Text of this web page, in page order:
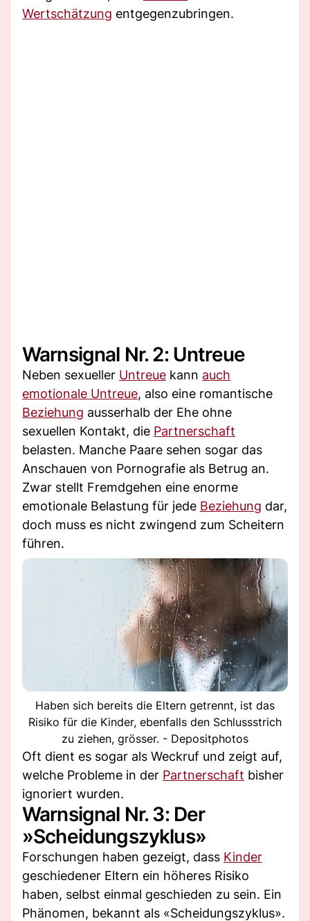
Wertschätzung entgegenzubringen.
Warnsignal Nr. 2: Untreue
Neben sexueller Untreue kann auch
emotionale Untreue, also eine romantische
Beziehung ausserhalb der Ehe ohne
sexuellen Kontakt, die Partnerschaft
belasten. Manche Paare sehen sogar das
Anschauen von Pornografie als Betrug an.
Zwar stellt Fremdgehen eine enorme
emotionale Belastung für jede Beziehung dar,
doch muss es nicht zwingend zum Scheitern
führen.
Haben sich bereits die Eltern getrennt, ist das
Risiko für die Kinder, ebenfalls den Schlussstrich
zu ziehen, grösser. - Depositphotos
Oft dient es sogar als Weckruf und zeigt auf,
welche Probleme in der Partnerschaft bisher
ignoriert wurden.
Warnsignal Nr. 3: Der
»Scheidungszyklus»
Forschungen haben gezeigt, dass Kinder
geschiedener Eltern ein höheres Risiko
haben, selbst einmal geschieden zu sein. Ein
Phänomen, bekannt als «Scheidungszyklus».